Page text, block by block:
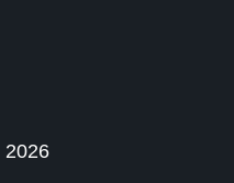
2026